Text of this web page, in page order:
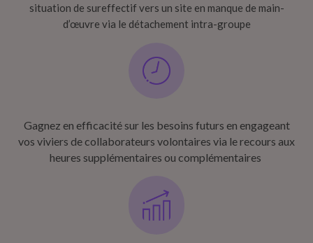
situation de sureffectif vers un site en manque de main-
d’œuvre via le détachement intra-groupe
Gagnez en efficacité sur les besoins futurs en engageant
vos viviers de collaborateurs volontaires via le recours aux
heures supplémentaires ou complémentaires ​